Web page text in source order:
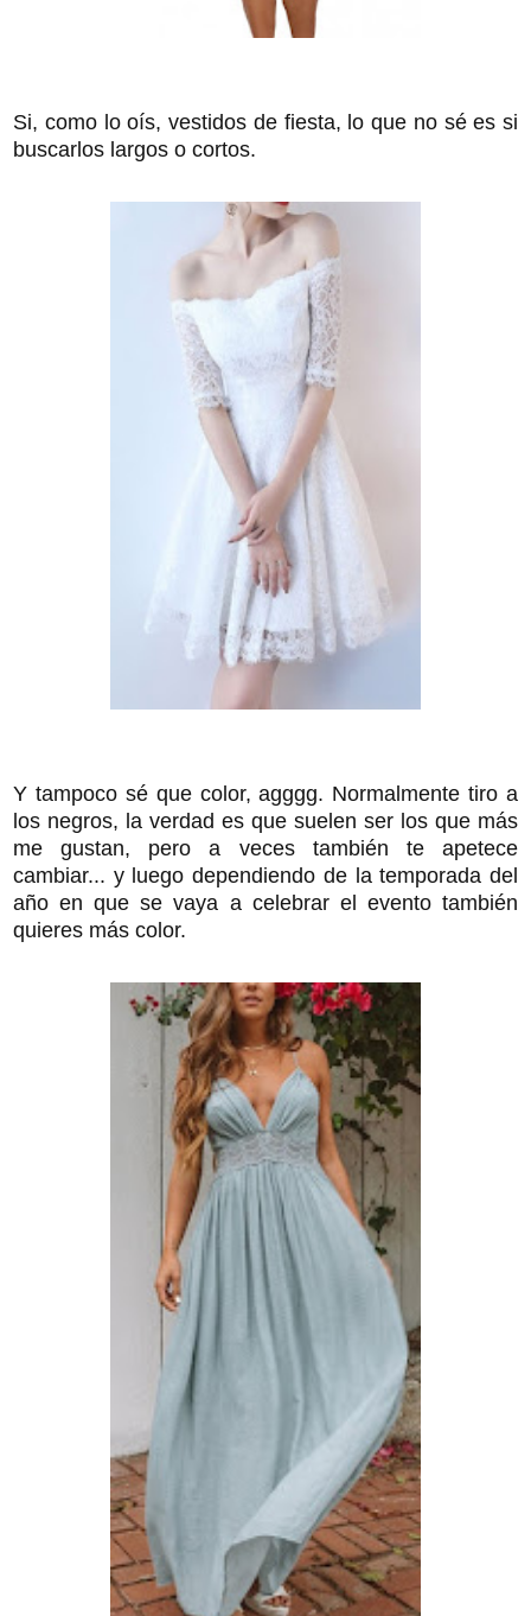
Si, como lo oís, vestidos de fiesta, lo que no sé es si
buscarlos largos o cortos.
Y tampoco sé que color, agggg. Normalmente tiro a
los negros, la verdad es que suelen ser los que más
me gustan, pero a veces también te apetece
cambiar... y luego dependiendo de la temporada del
año en que se vaya a celebrar el evento también
quieres más color.